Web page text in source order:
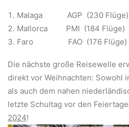
Malaga AGP (230 Flüge)
Mallorca PMI (184 Flüge)
Faro FAO (176 Flüge)
Die nächste große Reisewelle
direkt vor Weihnachten: Sowohl
als auch dem nahen
letzte Schultag vor den
2024!